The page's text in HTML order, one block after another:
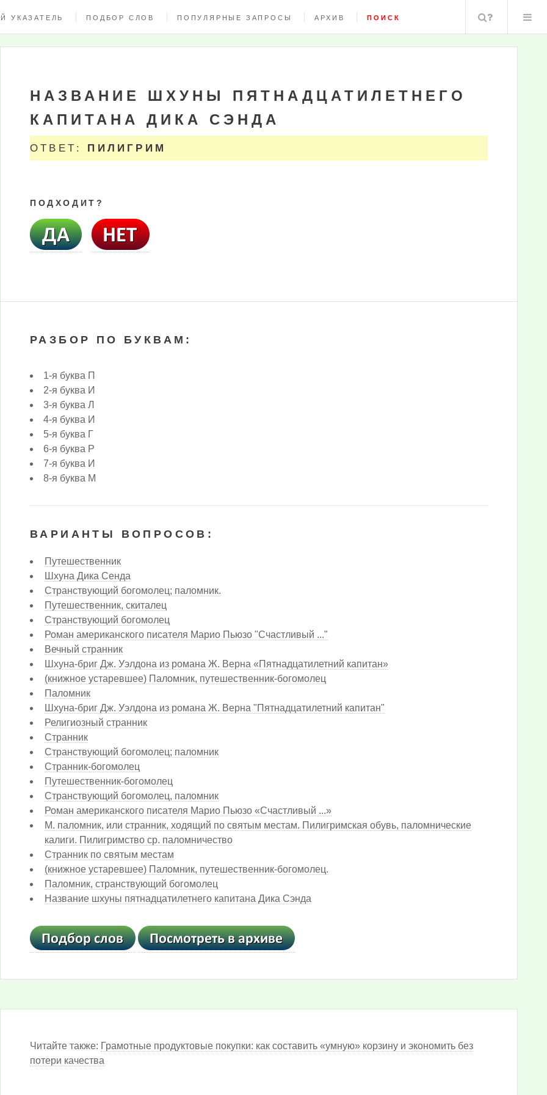
УКАЗАТЕЛЬ ПОДБОР СЛОВ ПОПУЛЯРНЫЕ ЗАПРОСЫ АРХИВ ПОИСК Поиск
НАЗВАНИЕ ШХУНЫ ПЯТНАДЦАТИЛЕТНЕГО
КАПИТАНА ДИКА СЭНДА
ОТВЕТ: ПИЛИГРИМ
ПОДХОДИТ?
РАЗБОР ПО БУКВАМ:
1-я буква П
2-я буква И
3-я буква Л
4-я буква И
5-я буква Г
6-я буква Р
7-я буква И
8-я буква М
ВАРИАНТЫ ВОПРОСОВ:
Путешественник
Шхуна Дика Сенда
Странствующий богомолец; паломник.
Путешественник, скиталец
Странствующий богомолец
Роман американского писателя Марио Пьюзо "Счастливый ..."
Вечный странник
Шхуна-бриг Дж. Уэлдона из романа Ж. Верна «Пятнадцатилетний капитан»
(книжное устаревшее) Паломник, путешественник-богомолец
Паломник
Шхуна-бриг Дж. Уэлдона из романа Ж. Верна "Пятнадцатилетний капитан"
Религиозный странник
Странник
Странствующий богомолец; паломник
Странник-богомолец
Путешественник-богомолец
Странствующий богомолец, паломник
Роман американского писателя Марио Пьюзо «Счастливый ...»
М. паломник, или странник, ходящий по святым местам. Пилигримская обувь, паломнические
калиги. Пилигримство ср. паломничество
Странник по святым местам
(книжное устаревшее) Паломник, путешественник-богомолец.
Паломник, странствующий богомолец
Название шхуны пятнадцатилетнего капитана Дика Сэнда
Читайте также: Грамотные продуктовые покупки: как составить «умную» корзину и экономить без
потери качества